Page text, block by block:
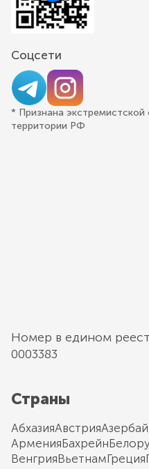
Соцсети
* Признана экстремистской
территории РФ
Номер в едином
0003383
Страны
АбхазияАвстрия
АрменияБахрейн
ВенгрияВьетнамГреция